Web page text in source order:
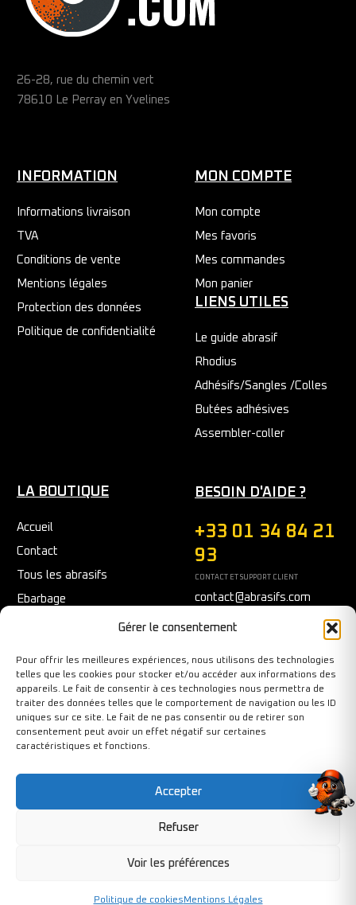
Gérer le consentement
Pour offrir les meilleures expériences, nous utilisons des technologies
telles que les cookies pour stocker et/ou accéder aux informations des
appareils. Le fait de consentir à ces technologies nous permettra de
traiter des données telles que le comportement de navigation ou les ID
uniques sur ce site. Le fait de ne pas consentir ou de retirer son
consentement peut avoir un effet négatif sur certaines
caractéristiques et fonctions.
Accepter
Refuser
Voir les préférences
Politique de cookies Mentions Légales
26-28, rue du chemin vert
78610 Le Perray en Yvelines
INFORMATION
Informations livraison
TVA
Conditions de vente
Mentions légales
Protection des données
Politique de confidentialité
MON COMPTE
Mon compte
Mes favoris
Mes commandes
Mon panier
LIENS UTILES
Le guide abrasif
Rhodius
Adhésifs/Sangles /Colles
Butées adhésives
Assembler-coller
LA BOUTIQUE
Accueil
Contact
Tous les abrasifs
Ebarbage
Nettoyage
Outils diamantés
Ponçage
Sécurité au travail
BESOIN D'AIDE ?
+33 01 34 84 21
93
CONTACT ET SUPPORT CLIENT
contact@abrasifs.com
Du Lundi au Vendredi
Copyright©BY-PIXCL 2026. Tous droits réservés.